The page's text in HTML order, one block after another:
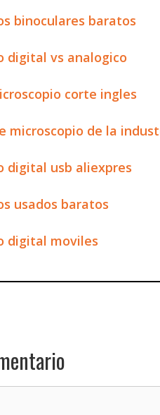
binoculares baratos
digital vs analogico
corte ingles
microscopio de la
digital usb aliexpres
usados baratos
digital moviles